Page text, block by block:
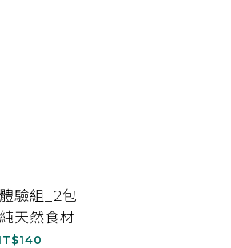
驗組_2包 ｜
天然食材